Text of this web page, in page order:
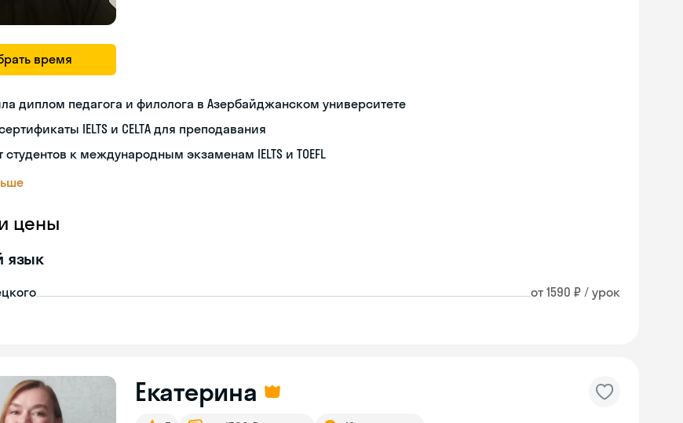
время
диплом педагога и филолога в Азербайджанском университете
IELTS и CELTA для преподавания
студентов к международным экзаменам IELTS и TOEFL
цены
язык
от 1590 ₽ / урок
Екатерина